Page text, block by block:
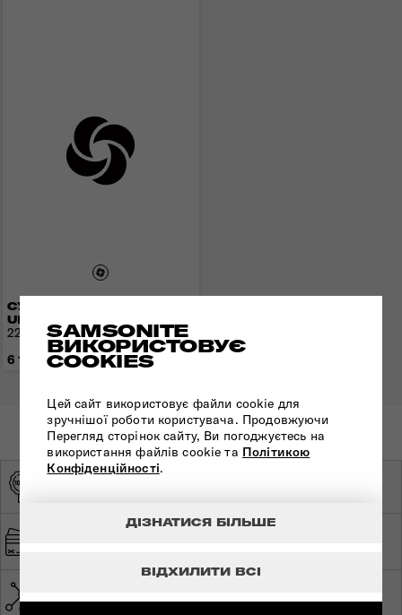
SAMSONITE
ВИКОРИСТОВУЄ
COOKIES
Цей сайт використовує файли cookie для
зручнішої роботи користувача. Продовжуючи
Перегляд сторінок сайту, Ви погоджуєтесь на
використання файлів cookie та Політикою
Конфіденційності.
ВІДХИЛИТИ ВСІ
ДІЗНАТИСЯ БІЛЬШЕ
СУМКА КРОС-БОДІ
URBAN-EYE
22x15x8 см | 0,3 кг | 3 л
6 150 грн
ШВИДКА ТА
УКРАЇНІ